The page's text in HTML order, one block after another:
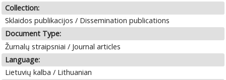
Collection:
Sklaidos publikacijos / Dissemination publications
Document Type:
Žurnalų straipsniai / Journal articles
Language:
Lietuvių kalba / Lithuanian